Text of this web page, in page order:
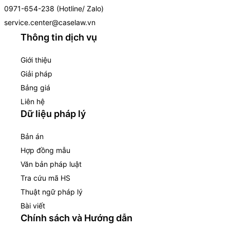
0971-654-238 (Hotline/ Zalo)
service.center@caselaw.vn
Thông tin dịch vụ
Giới thiệu
Giải pháp
Bảng giá
Liên hệ
Dữ liệu pháp lý
Bản án
Hợp đồng mẫu
Văn bản pháp luật
Tra cứu mã HS
Thuật ngữ pháp lý
Bài viết
Chính sách và Hướng dẫn